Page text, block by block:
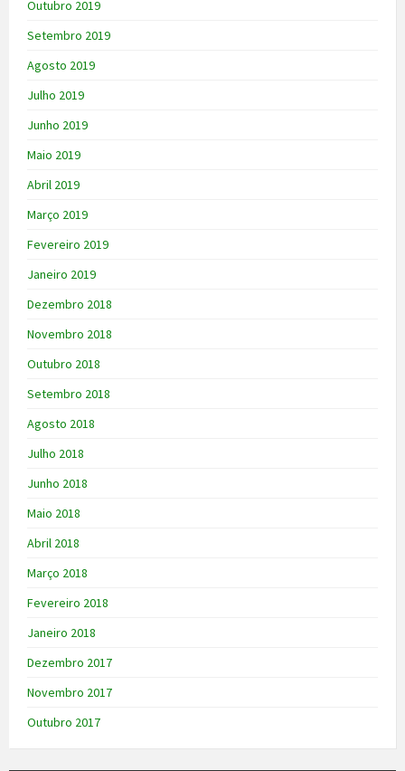
Outubro 2019
Setembro 2019
Agosto 2019
Julho 2019
Junho 2019
Maio 2019
Abril 2019
Março 2019
Fevereiro 2019
Janeiro 2019
Dezembro 2018
Novembro 2018
Outubro 2018
Setembro 2018
Agosto 2018
Julho 2018
Junho 2018
Maio 2018
Abril 2018
Março 2018
Fevereiro 2018
Janeiro 2018
Dezembro 2017
Novembro 2017
Outubro 2017